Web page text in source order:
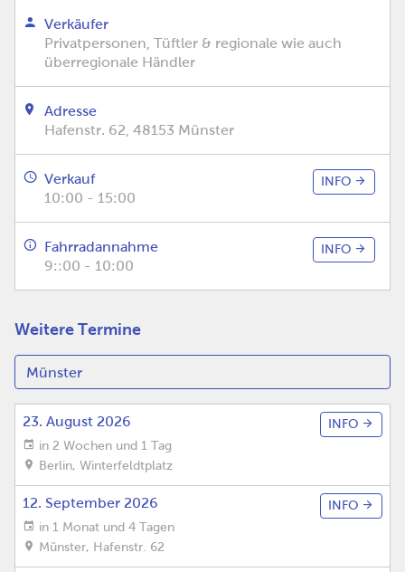
Verkäufer
Privatpersonen, Tüftler & regionale wie auch
überregionale Händler
Adresse
Hafenstr. 62, 48153 Münster
Verkauf
10:00 - 15:00
INFO
Fahrradannahme
9::00 - 10:00
INFO
Weitere Termine
23. August 2026
in 2 Wochen und 1 Tag
Berlin, Winterfeldtplatz
INFO
12. September 2026
in 1 Monat und 4 Tagen
Münster, Hafenstr. 62
INFO